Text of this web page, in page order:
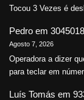
Tocou 3 Vezes é
Pedro em
Agosto 7, 2026
Operadora a dizer
para teclar em
Luís Tomás em